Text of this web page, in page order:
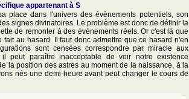
appartenant à S
place dans l'univers des évènements potentiels, son
signes divinatoires. Le problème est donc de définir la
de remonter à des évènements réels. Or c'est là que
fait au hasard. Il faut donc admettre que ce hasard n'en
sont censées correspondre par miracle aux
peut paraître inacceptable de voir notre existence
la position des astres au moment de la naissance, à la
nés une demi-heure avant peut changer le cours de